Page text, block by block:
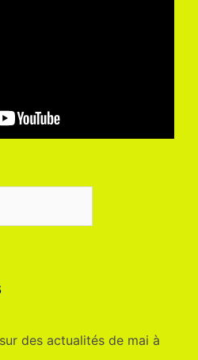
des actualités de mai à